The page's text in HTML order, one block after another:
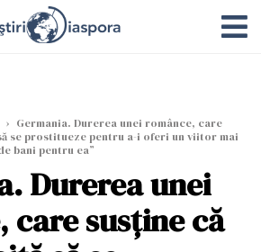
› Germania. Durerea unei românce, care
se prostitueze pentru a-i oferi un viitor mai
bani pentru ea”
Durerea unei
care susține că